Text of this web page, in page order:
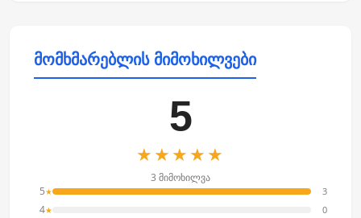
მომხმარებლის მიმოხილვები
5
★★★★★
3 მიმოხილვა
5★ 3
4★ 0